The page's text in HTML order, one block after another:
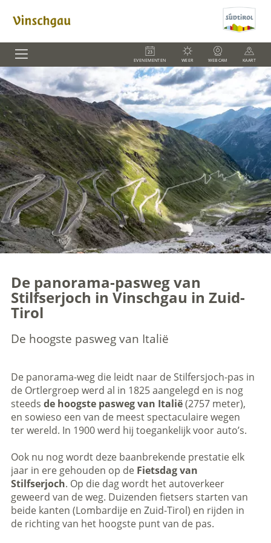
EVENEMENTEN WEER WEBCAM KAART
De panorama-pasweg van
Stilfserjoch in Vinschgau in Zuid-
Tirol
De hoogste pasweg van Italië
De panorama-weg die leidt naar de Stilfersjoch-pas in
de Ortlergroep werd al in 1825 aangelegd en is nog
steeds de hoogste pasweg van Italië(2757 meter),
en sowieso een van de meest spectaculaire wegen
ter wereld. In 1900 werd hij toegankelijk voor auto’s.
Ook nu nog wordt deze baanbrekende prestatie elk
jaar in ere gehouden op de Fietsdagvan
Stilfserjoch. Op die dag wordt het autoverkeer
geweerd van de weg. Duizenden fietsers starten van
beide kanten (Lombardije en Zuid-Tirol) en rijden in
de richting van het hoogste punt van de pas.